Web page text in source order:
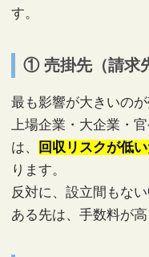
す。
① 売掛先（請求
最も影響が大きいの
上場企業・大企業・
は、
回収リスクが低
ります。
反対に、設立間もな
ある先は、手数料が